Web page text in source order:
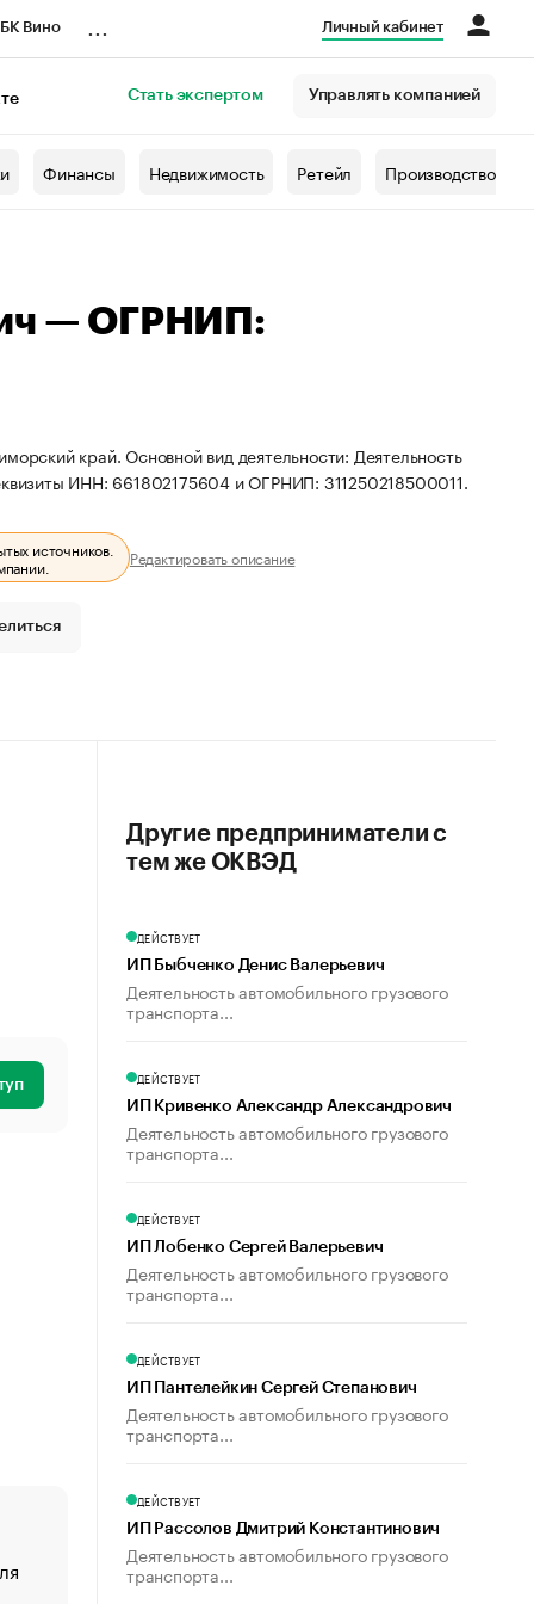
Вино Личный кабинет
Стать экспертом Управлять компанией
Финансы Недвижимость Ретейл Производство
— ОГРНИП:
край. Основной вид деятельности: Деятельность
ИНН: 661802175604 и ОГРНИП: 311250218500011.
источников.
Редактировать описание
«От спорта тело стареет иначе». Как живет глава
создавшей GTA
Другие предприниматели с
тем же ОКВЭД
ДЕЙСТВУЕТ
ИП Быбченко Денис Валерьевич
Деятельность автомобильного грузового
транспорта...
ДЕЙСТВУЕТ
ИП Кривенко Александр Александрович
Деятельность автомобильного грузового
транспорта...
ДЕЙСТВУЕТ
ИП Лобенко Сергей Валерьевич
Деятельность автомобильного грузового
транспорта...
ДЕЙСТВУЕТ
ИП Пантелейкин Сергей Степанович
Деятельность автомобильного грузового
транспорта...
ДЕЙСТВУЕТ
ИП Рассолов Дмитрий Константинович
Деятельность автомобильного грузового
транспорта...